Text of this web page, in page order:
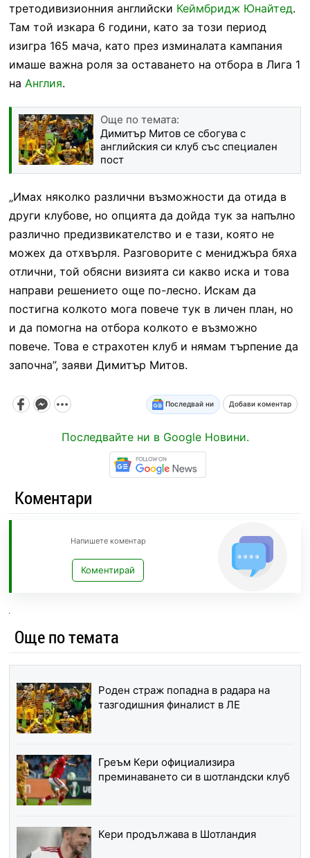
третодивизионния английски Кеймбридж Юнайтед.
Там той изкара 6 години, като за този период
изигра 165 мача, като през изминалата кампания
имаше важна роля за оставането на отбора в Лига 1
на Англия.
Още по темата:
Димитър Митов се сбогува с
английския си клуб със специален
пост
„Имах няколко различни възможности да отида в
други клубове, но опцията да дойда тук за напълно
различно предизвикателство и е тази, която не
можех да отхвърля. Разговорите с мениджъра бяха
отлични, той обясни визията си какво иска и това
направи решението още по-лесно. Искам да
постигна колкото мога повече тук в личен план, но
и да помогна на отбора колкото е възможно
повече. Това е страхотен клуб и нямам търпение да
започна”, заяви Димитър Митов.
Последвай ни Добави коментар
Последвайте ни в Google Новини.
Коментари
Напишете коментар
Коментирай
Още по темата
Роден страж попадна в радара на
тазгодишния финалист в ЛЕ
Греъм Кери официализира
преминаването си в шотландски клуб
Кери продължава в Шотландия